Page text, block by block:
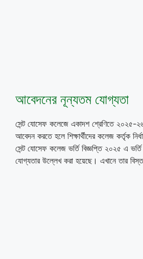
আবেদনের নূন্যতম যোগ্যতা
সেন্ট যোসেফ কলেজে একাদশ শ্রেণিতে ২০২৫-
আবেদন করতে হলে শিক্ষার্থীদের কলেজ কর্তৃক
সেন্ট যোসেফ কলেজ ভর্তি বিজ্ঞপ্তি ২০২৫ এ
যোগ্যতার উল্লেখ করা হয়েছে। এখানে তার